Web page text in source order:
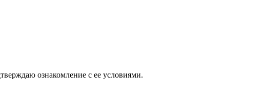
ознакомление с ее условиями.